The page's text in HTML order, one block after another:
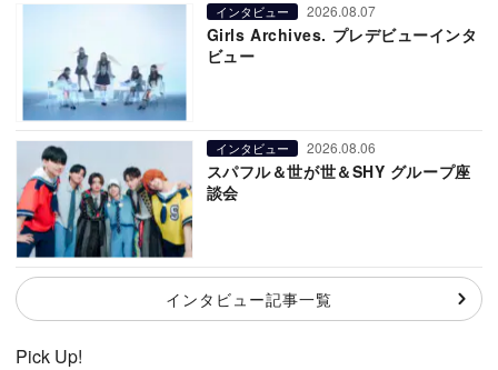
インタビュー 2026.08.07
Girls Archives. プレデビューインタ
ビュー
インタビュー 2026.08.06
スパフル＆世が世＆SHY グループ座
談会
インタビュー記事一覧
Pick Up!